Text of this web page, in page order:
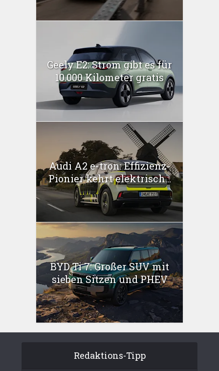
Geely E2: Strom gibt es für
10.000 Kilometer gratis
Audi A2 e-tron: Effizienz-
Pionier kehrt elektrisch...
BYD Ti 7: Großer SUV mit
sieben Sitzen und PHEV
Redaktions-Tipp